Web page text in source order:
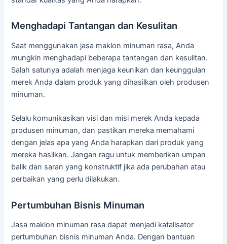
Menghadapi Tantangan dan Kesulitan
Saat menggunakan jasa maklon minuman rasa, Anda
mungkin menghadapi beberapa tantangan dan kesulitan.
Salah satunya adalah menjaga keunikan dan keunggulan
merek Anda dalam produk yang dihasilkan oleh produsen
minuman.
Selalu komunikasikan visi dan misi merek Anda kepada
produsen minuman, dan pastikan mereka memahami
dengan jelas apa yang Anda harapkan dari produk yang
mereka hasilkan. Jangan ragu untuk memberikan umpan
balik dan saran yang konstruktif jika ada perubahan atau
perbaikan yang perlu dilakukan.
Pertumbuhan Bisnis Minuman
Jasa maklon minuman rasa dapat menjadi katalisator
pertumbuhan bisnis minuman Anda. Dengan bantuan